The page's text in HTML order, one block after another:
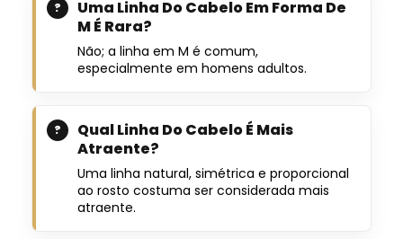
Uma Linha Do Cabelo Em Forma De
M É Rara?
Não; a linha em M é comum,
especialmente em homens adultos.
Qual Linha Do Cabelo É Mais
Atraente?
Uma linha natural, simétrica e proporcional
ao rosto costuma ser considerada mais
atraente.